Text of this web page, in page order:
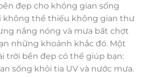
đẹp cho không gian sống
không thể thiếu không gian thư
nắng nóng và mưa bất chợt
những khoảnh khắc đó. Một
trời bền đẹp có thể giúp bạn:
sống khỏi tia UV và nước mưa.